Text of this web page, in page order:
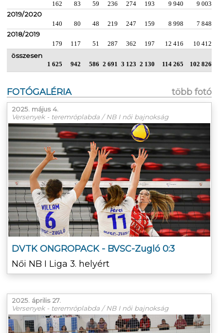
162 83 59 236 274 193 9 940 9 003
2019/2020
140 80 48 219 247 159 8 998 7 848
2018/2019
179 117 51 287 362 197 12 416 10 412
összesen
1 625 942 586 2 691 3 123 2 130 114 265 102 826
FOTÓGALÉRIA több fotó
2025. május 4.
Versenyek - teremröplabda / NB I női bajnokság
DVTK ONGROPACK - BVSC-Zugló 0:3
Női NB I Liga 3. helyért
2025. április 27.
Versenyek - teremröplabda / NB I női bajnokság